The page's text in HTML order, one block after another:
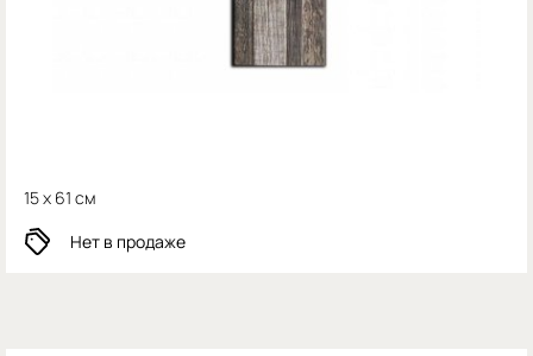
15 x 61 см
Нет в продаже